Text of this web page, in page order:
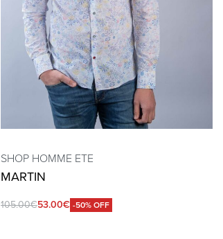
SHOP HOMME ETE
MARTIN
105.00€53.00€ -50% OFF